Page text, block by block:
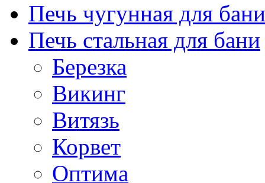
Печь чугунная для бани
Печь стальная для бани
Березка
Викинг
Витязь
Корвет
Оптима